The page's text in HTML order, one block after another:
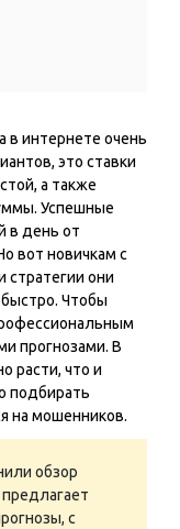
в интернете очень
это ставки
а также
Успешные
в день от
вот новичкам с
они
Чтобы
прогнозами. В
расти, что и
подбирать
на мошенников.
обзор
с